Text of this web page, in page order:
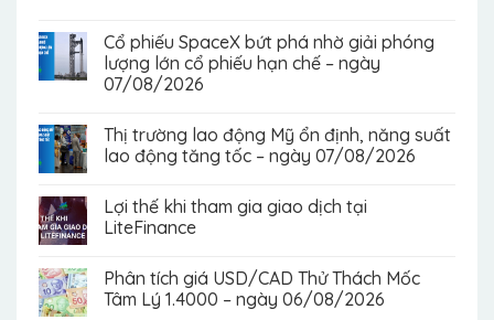
Cổ phiếu SpaceX bứt phá nhờ giải phóng
lượng lớn cổ phiếu hạn chế – ngày
07/08/2026
Thị trường lao động Mỹ ổn định, năng suất
lao động tăng tốc – ngày 07/08/2026
Lợi thế khi tham gia giao dịch tại
LiteFinance
Phân tích giá USD/CAD Thử Thách Mốc
Tâm Lý 1.4000 – ngày 06/08/2026